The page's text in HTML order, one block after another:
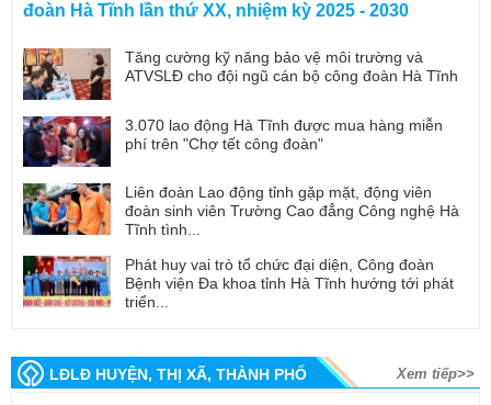
đoàn Hà Tĩnh lần thứ XX, nhiệm kỳ 2025 - 2030
Tăng cường kỹ năng bảo vệ môi trường và
ATVSLĐ cho đội ngũ cán bộ công đoàn Hà Tĩnh
3.070 lao động Hà Tĩnh được mua hàng miễn
phí trên "Chợ tết công đoàn"
Liên đoàn Lao động tỉnh gặp mặt, động viên
đoàn sinh viên Trường Cao đẳng Công nghệ Hà
Tĩnh tình...
Phát huy vai trò tổ chức đại diện, Công đoàn
Bệnh viện Đa khoa tỉnh Hà Tĩnh hướng tới phát
triển...
LĐLĐ HUYỆN, THỊ XÃ, THÀNH PHỐ Xem tiếp>>